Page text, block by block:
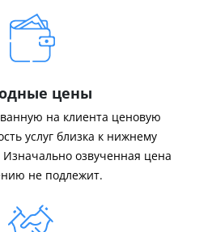
цены
на клиента ценовую
услуг близка к нижнему
озвученная цена
не подлежит.